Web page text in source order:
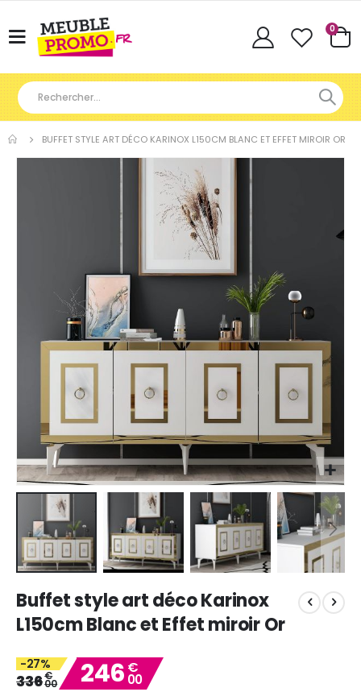
Basculer
Cart
0
BUFFET STYLE ART DÉCO KARINOX L150CM BLANC ET EFFET MIROIR OR
to
the
beginning
the
images
Buffet style art déco Karinox
L150cm Blanc et Effet miroir Or
-27%
336€
00 246 €
00